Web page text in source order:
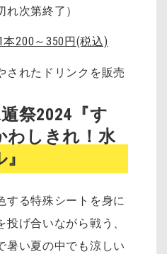
次第終了）
200～350円(税込)
されたドリンクを販売
祭2024『す
わしきれ！水
する特殊シートを身に
げ合いながら戦う、
暑い夏の中でも涼しい